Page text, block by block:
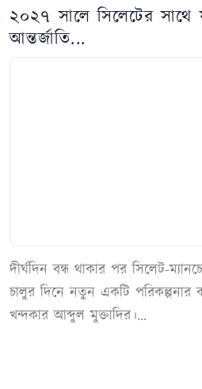
২০২৭ সালে সিলেটের
আন্তর্জাতি...
দীর্ঘদিন বন্ধ থাকার পর সিলেট-
চালুর দিনে নতুন একটি পরিকল্পনার
খন্দকার আব্দুল মুক্তাদির।...